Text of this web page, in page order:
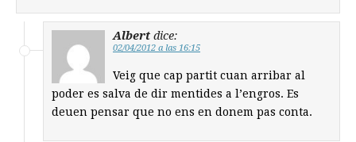
Albert dice:
02/04/2012 a las 16:15
Veig que cap partit cuan arribar al
poder es salva de dir mentides a l’engros. Es
deuen pensar que no ens en donem pas conta.